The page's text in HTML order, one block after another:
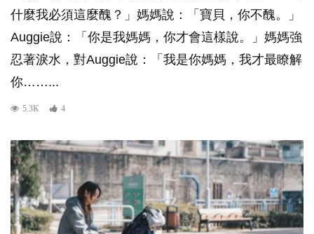
什麼我必須這麼醜？」媽媽說：「寶貝，你不醜。」
Auggie說：「你是我媽媽，你才會這樣說。」媽媽強
忍著淚水，對Auggie說：「我是你媽媽，我才最瞭解
你……...
5.3K 4